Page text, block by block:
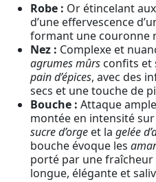
Robe : Or étincelant
d’une effervescence
formant une couronne
Nez : Complexe et
agrumes mûrs confits et
pain d’épices, avec des
secs et une touche de
Bouche : Attaque
montée en intensité sur
sucre d’orge et la gelée
bouche évoque les
porté par une
longue, élégante et